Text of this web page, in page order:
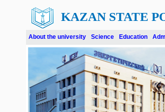
KAZAN STATE
About the university Science Education